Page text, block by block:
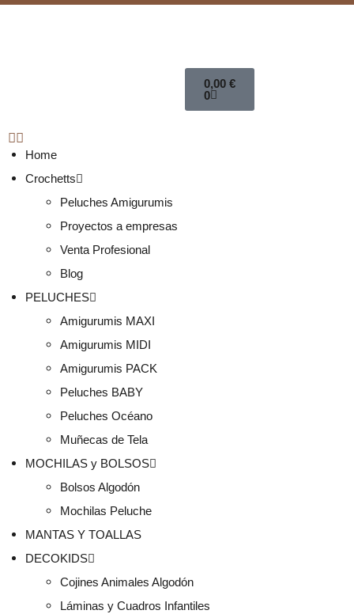
0,00 €
0
Home
Crochetts
Peluches Amigurumis
Proyectos a empresas
Venta Profesional
Blog
PELUCHES
Amigurumis MAXI
Amigurumis MIDI
Amigurumis PACK
Peluches BABY
Peluches Océano
Muñecas de Tela
MOCHILAS y BOLSOS
Bolsos Algodón
Mochilas Peluche
MANTAS Y TOALLAS
DECOKIDS
Cojines Animales Algodón
Láminas y Cuadros Infantiles